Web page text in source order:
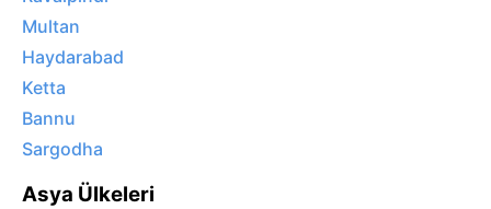
Multan
Haydarabad
Ketta
Bannu
Sargodha
Asya Ülkeleri